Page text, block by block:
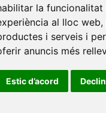
la
al lloc web,
i serveis i
anuncis més
Estic d’acord
de Barcelona
Catalunya•
Universitat Politècnica
Sàsser•